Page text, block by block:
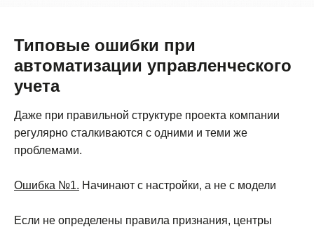
Типовые ошибки при
автоматизации управленческого
учета
Даже при правильной структуре проекта компании
регулярно сталкиваются с одними и теми же
проблемами.
Ошибка №1. Начинают с настройки, а не с модели
Если не определены правила признания, центры
ИНН 8601044590
Возможности
Документация
Статьи
@chat_pnl_bot